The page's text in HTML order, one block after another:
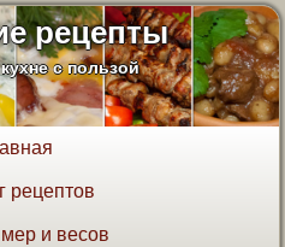
рецепты
с пользой
рецептов
и весов